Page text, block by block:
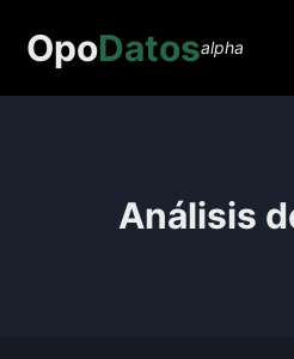
OpoDatosalpha
Análisis